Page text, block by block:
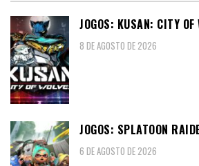
JOGOS: KUSAN: CITY
8 DE AGOSTO DE 2026
JOGOS: SPLATOON
6 DE AGOSTO DE 2026